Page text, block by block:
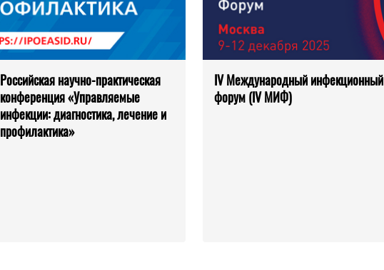
Российская научно-практическая
конференция «Управляемые
инфекции: диагностика, лечение и
профилактика»
IV Международный инфекционный
форум (IV МИФ)